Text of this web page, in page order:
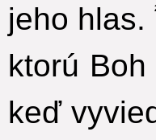
jeho hlas.
ktorú
keď